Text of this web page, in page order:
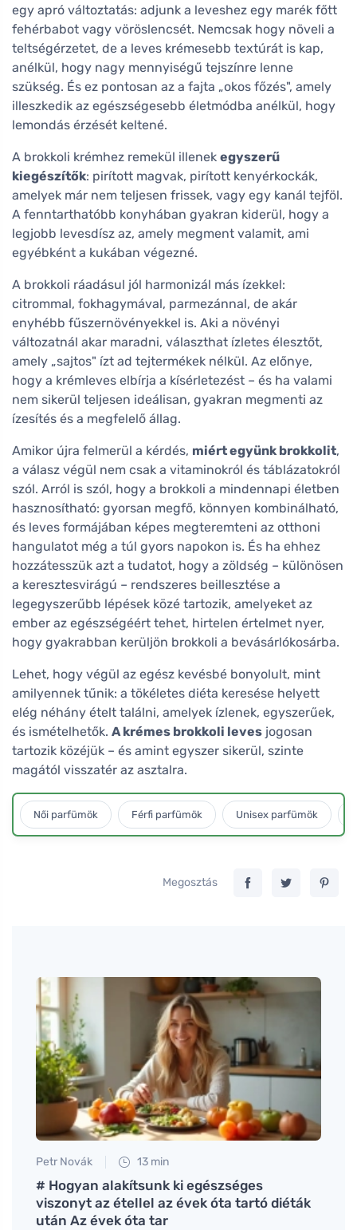
egy apró változtatás: adjunk a leveshez egy marék főtt
fehérbabot vagy vöröslencsét. Nemcsak hogy növeli a
teltségérzetet, de a leves krémesebb textúrát is kap,
anélkül, hogy nagy mennyiségű tejszínre lenne
szükség. És ez pontosan az a fajta „okos főzés", amely
illeszkedik az egészségesebb életmódba anélkül, hogy
lemondás érzését keltené.
A brokkoli krémhez remekül illenek egyszerű
kiegészítők: pirított magvak, pirított kenyérkockák,
amelyek már nem teljesen frissek, vagy egy kanál tejföl.
A fenntarthatóbb konyhában gyakran kiderül, hogy a
legjobb levesdísz az, amely megment valamit, ami
egyébként a kukában végezné.
A brokkoli ráadásul jól harmonizál más ízekkel:
citrommal, fokhagymával, parmezánnal, de akár
enyhébb fűszernövényekkel is. Aki a növényi
változatnál akar maradni, választhat ízletes élesztőt,
amely „sajtos" ízt ad tejtermékek nélkül. Az előnye,
hogy a krémleves elbírja a kísérletezést – és ha valami
nem sikerül teljesen ideálisan, gyakran megmenti az
ízesítés és a megfelelő állag.
Amikor újra felmerül a kérdés, miért együnk brokkolit,
a válasz végül nem csak a vitaminokról és táblázatokról
szól. Arról is szól, hogy a brokkoli a mindennapi életben
hasznosítható: gyorsan megfő, könnyen kombinálható,
és leves formájában képes megteremteni az otthoni
hangulatot még a túl gyors napokon is. És ha ehhez
hozzátesszük azt a tudatot, hogy a zöldség – különösen
a keresztesvirágú – rendszeres beillesztése a
legegyszerűbb lépések közé tartozik, amelyeket az
ember az egészségéért tehet, hirtelen értelmet nyer,
hogy gyakrabban kerüljön brokkoli a bevásárlókosárba.
Lehet, hogy végül az egész kevésbé bonyolult, mint
amilyennek tűnik: a tökéletes diéta keresése helyett
elég néhány ételt találni, amelyek ízlenek, egyszerűek,
és ismételhetők. A krémes brokkoli leves jogosan
tartozik közéjük – és amint egyszer sikerül, szinte
magától visszatér az asztalra.
Női parfümök Férfi parfümök Unisex parfümök
Megosztás
Petr Novák 13 min
# Hogyan alakítsunk ki egészséges
viszonyt az étellel az évek óta tartó diéták
után Az évek óta tar